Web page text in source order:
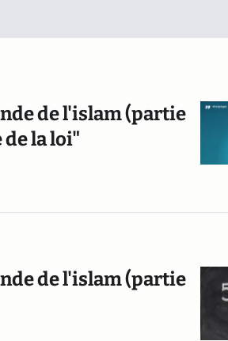
de l'islam (partie
la loi"
de l'islam (partie